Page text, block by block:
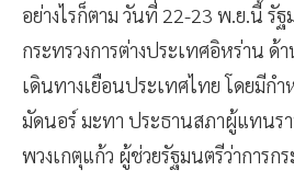
อย่างไรก็ตาม วันที่ 22-23 พ.ย.นี้ รัฐ
กระทรวงการต่างประเทศอิหร่าน ด้
เดินทางเยือนประเทศไทย โดยมีก
มัดนอร์ มะทา ประธานสภาผู้แทนร
พวงเกตุแก้ว ผู้ช่วยรัฐมนตรีว่าการก